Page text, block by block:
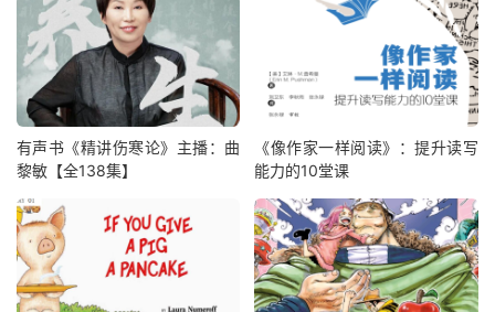
有声书《精讲伤寒论》主播：曲
黎敏【全138集】
《像作家一样阅读》：提升读写
能力的10堂课